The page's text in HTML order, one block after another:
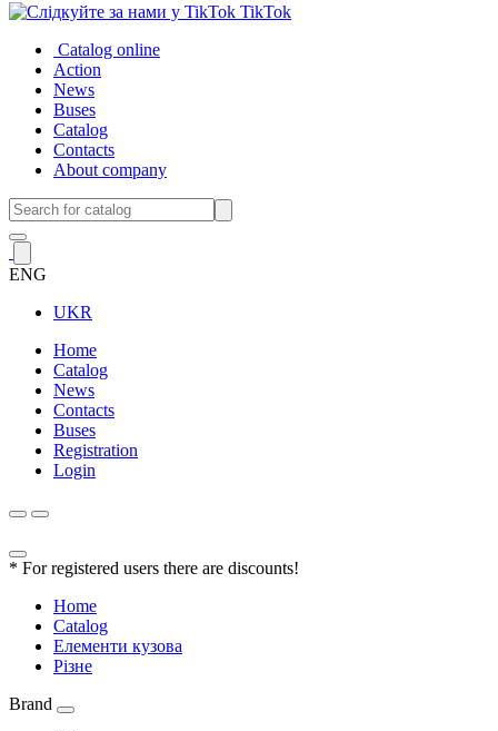
TikTok
Catalog online
Action
News
Buses
Catalog
Contacts
About company
ENG
UKR
Home
Catalog
News
Contacts
Buses
Registration
Login
* For registered users there are discounts!
Home
Catalog
Елементи кузова
Різне
Brand